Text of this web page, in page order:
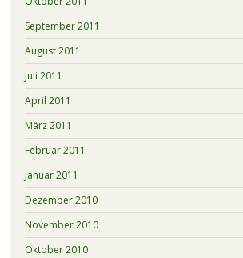
September 2011
August 2011
Juli 2011
April 2011
März 2011
Februar 2011
Januar 2011
Dezember 2010
November 2010
Oktober 2010